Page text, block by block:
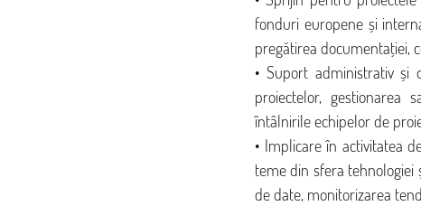
fonduri europene și
pregătirea documentației,
• Suport administrativ și
proiectelor, gestionarea
întâlnirile echipelor de
• Implicare în activitatea
teme din sfera tehnologiei
de date, monitorizarea